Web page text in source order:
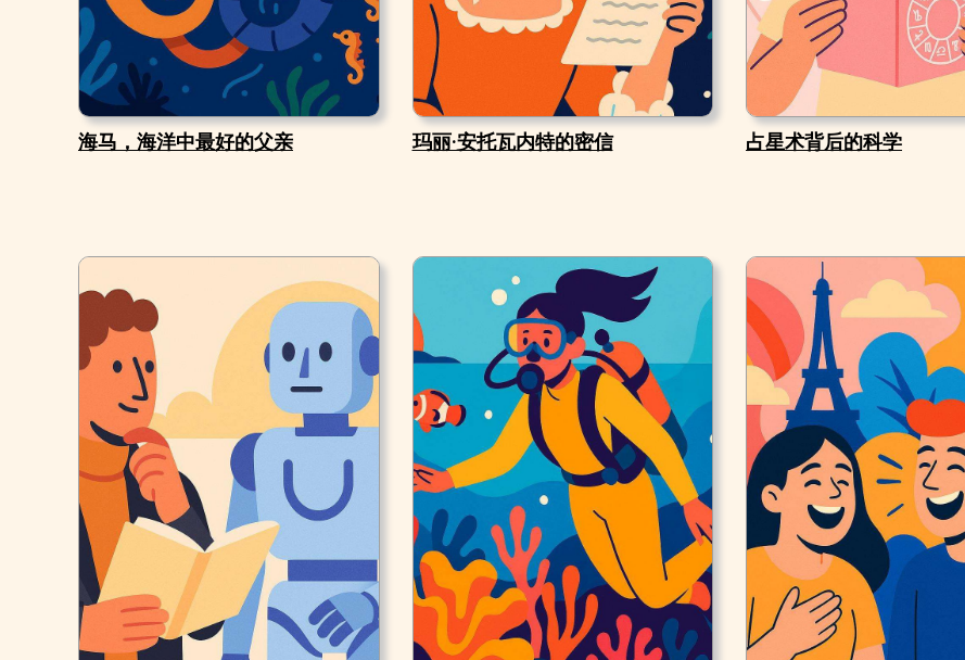
海马，海洋中最好的父亲 玛丽·安托瓦内特的密信 占星术背后的科学